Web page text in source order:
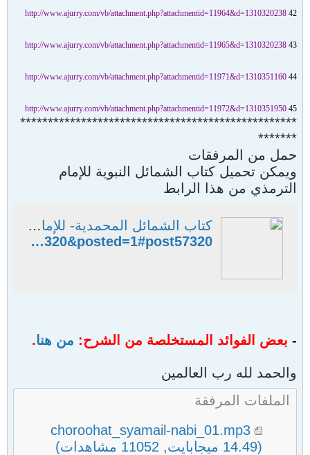
http://www.ajurry.com/vb/attachment.php?attachmentid=11964&d=1310320238 42
http://www.ajurry.com/vb/attachment.php?attachmentid=11965&d=1310320238 43
http://www.ajurry.com/vb/attachment.php?attachmentid=11971&d=1310351160 44
http://www.ajurry.com/vb/attachment.php?attachmentid=11972&d=1310351950 45
**************************************************
*******
حمل من المرفقات
ويمكن تحميل كتاب الشمائل النبوية للإمام
الترمذي من هذا الرابط
كتاب الشمائل المحمدية- للإمام الترمذي رحمه الله-ومختصراته وشروحه - منتديات الإمام الآجري
http://www.ajurry.com/vb/showthread.php?p=57320&posted=1#post57320
- بعض الفوائد المستخلصة من الشرح: من هنا.
والحمد لله رب العالمين
الملفات المرفقة
choroohat_syamail-nabi_01.mp3
(14.49 ميجابايت, 11052 مشاهدات)